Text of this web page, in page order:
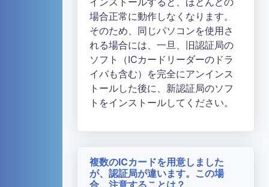
場合正常に動作しなくなります。
そのため、同じパソコンを使用さ
れる場合には、一旦、旧認証局の
ソフト（ICカードリーダーのドラ
イバも含む）を完全にアンインス
トールした後に、新認証局のソフ
トをインストールしてください。
複数のICカードを用意しました
が、認証局が違います。この場
合、注意することは？